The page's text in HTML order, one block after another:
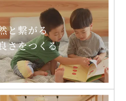
と繋がる
さをつくる